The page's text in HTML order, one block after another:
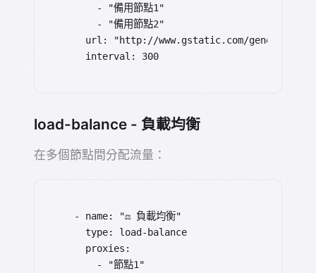
      - "備用節點1"
      - "備用節點2"
url: "http://www.gstatic.com/
    interval: 300
load-balance - 負載均衡
在多個節點間分配流量：
  - name: "⚖️ 負載均衡"
    type: load-balance
    proxies:
      - "節點1"